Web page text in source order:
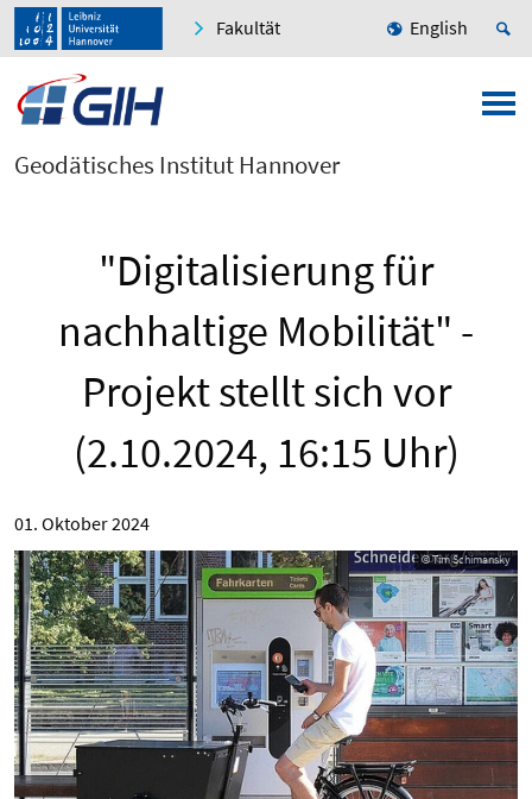
Fakultät English
Geodätisches Institut Hannover
"Digitalisierung für
nachhaltige Mobilität" -
Projekt stellt sich vor
(2.10.2024, 16:15 Uhr)
01. Oktober 2024
© Tim Schimansky